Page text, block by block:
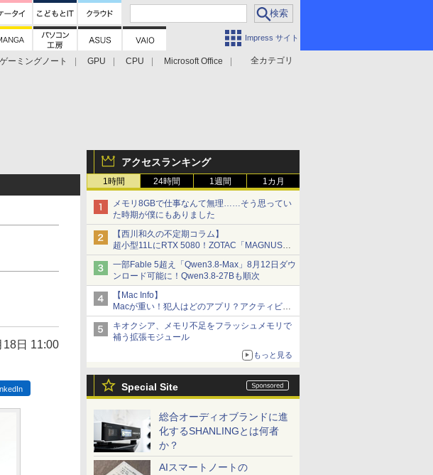
Impress サイト
全カテゴリ
ゲーミングノート GPU CPU
Microsoft Office
アクセスランキング
1時間 24時間 1週間 1カ月
メモリ8GBで仕事なんて無理……そう思ってい
た時期が僕にもありました
【西川和久の不定期コラム】
超小型11LにRTX 5080！ZOTAC「MAGNUS
ONE」最上位機の実力を探る
一部Fable 5超え「Qwen3.8-Max」8月12日ダウ
ンロード可能に！Qwen3.8-27Bも順次
【Mac Info】
Macが重い！犯人はどのアプリ？アクティビテ
ィモニタで突き止める
キオクシア、メモリ不足をフラッシュメモリで
補う拡張モジュール
もっと見る
Special Site
総合オーディオブランドに進
化するSHANLINGとは何者
か？
AIスマートノートの
18日 11:00